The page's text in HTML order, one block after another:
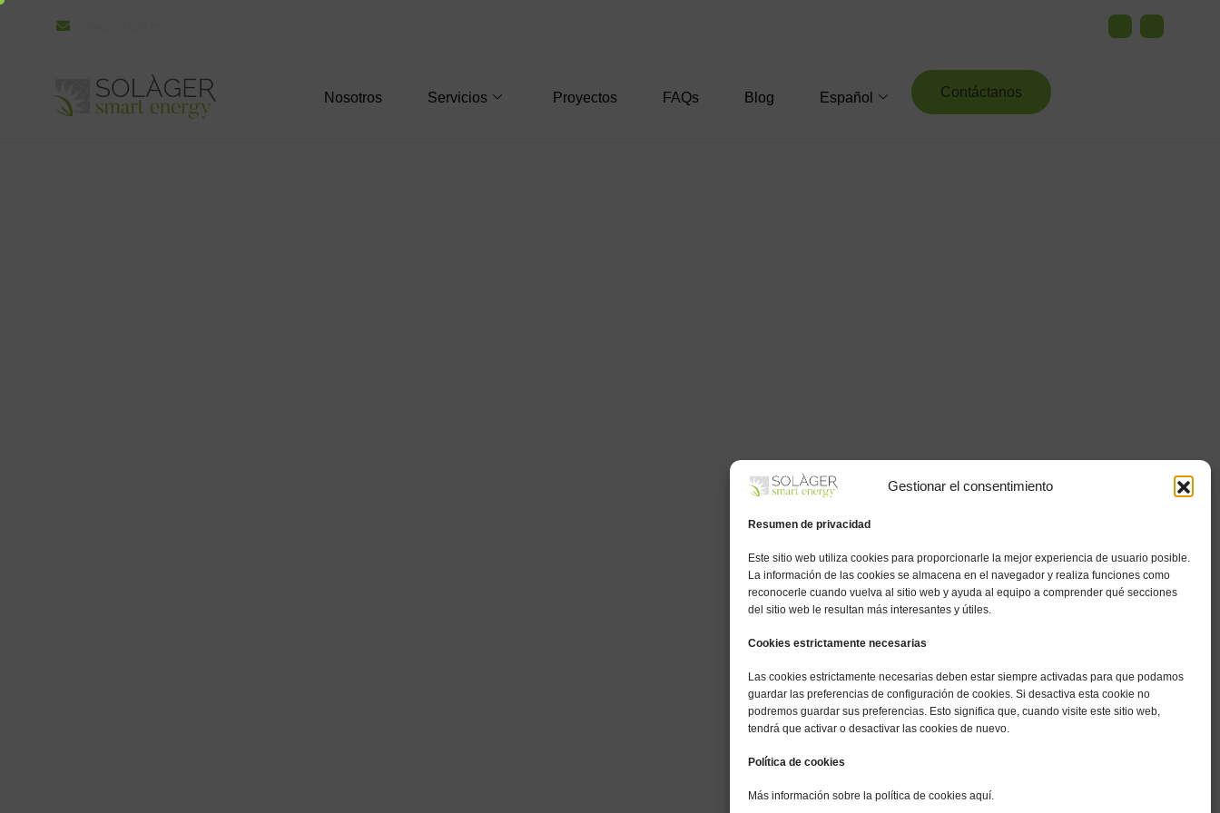
Gestionar el consentimiento
Resumen de privacidad
Este sitio web utiliza cookies para proporcionarle la mejor experiencia de usuario posible.
La información de las cookies se almacena en el navegador y realiza funciones como
reconocerle cuando vuelva al sitio web y ayuda al equipo a comprender qué secciones
del sitio web le resultan más interesantes y útiles.
Cookies estrictamente necesarias
Las cookies estrictamente necesarias deben estar siempre activadas para que podamos
guardar las preferencias de configuración de cookies. Si desactiva esta cookie no
podremos guardar sus preferencias. Esto significa que, cuando visite este sitio web,
tendrá que activar o desactivar las cookies de nuevo.
Política de cookies
Más información sobre la política de cookies aquí.
Nosotros Servicios Proyectos FAQs Blog Español Contáctanos